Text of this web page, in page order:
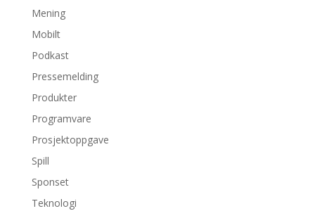
Mening
Mobilt
Podkast
Pressemelding
Produkter
Programvare
Prosjektoppgave
Spill
Sponset
Teknologi